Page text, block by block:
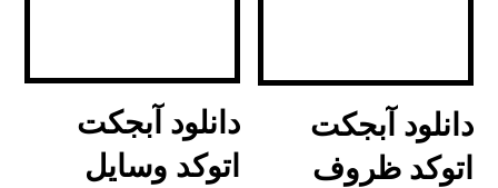
دانلود آبجکت
اتوکد ظروف
دانلود آبجکت
اتوکد وسایل